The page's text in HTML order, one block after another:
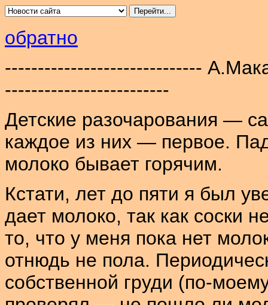
обратно
------------------------------
-------------------------
Детские разочарования —
каждое из них — первое.
молоко бывает горячим.
Кстати, лет до пяти я был
дает молоко, так как соски
то, что у меня пока нет
отнюдь не пола.
собственной груди (по-